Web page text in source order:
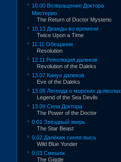
10.00 Возвращение Доктора
Мистерио
The Return of Doctor Mysterio
10.13 Дважды во времени
Twice Upon a Time
11.11 Обещание
Resolution
12.11 Революция далеков
Revolution of the Daleks
13.07 Канун далеков
Eve of the Daleks
13.08 Легенда о морских дьяволах
Legend of the Sea Devils
13.09 Сила Доктора
The Power of the Doctor
0.01 Звёздный зверь
The Star Beast
0.02 Далёкая синяя высь
Wild Blue Yonder
0.03 Смешок
The Giggle